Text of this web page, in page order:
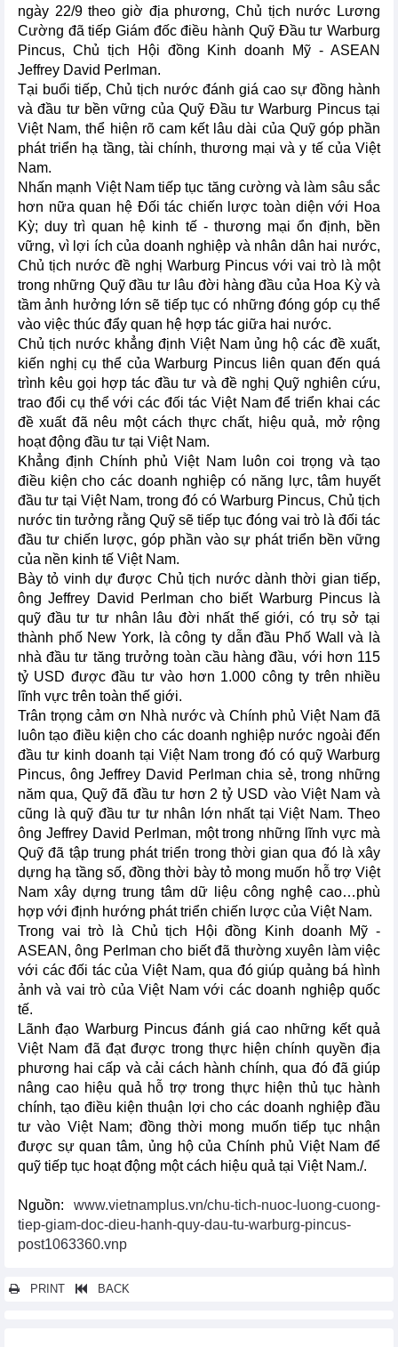
ngày 22/9 theo giờ địa phương, Chủ tịch nước Lương
Cường đã tiếp Giám đốc điều hành Quỹ Đầu tư Warburg
Pincus, Chủ tịch Hội đồng Kinh doanh Mỹ - ASEAN
Jeffrey David Perlman.
Tại buổi tiếp, Chủ tịch nước đánh giá cao sự đồng hành
và đầu tư bền vững của Quỹ Đầu tư Warburg Pincus tại
Việt Nam, thể hiện rõ cam kết lâu dài của Quỹ góp phần
phát triển hạ tầng, tài chính, thương mại và y tế của Việt
Nam.
Nhấn mạnh Việt Nam tiếp tục tăng cường và làm sâu sắc
hơn nữa quan hệ Đối tác chiến lược toàn diện với Hoa
Kỳ; duy trì quan hệ kinh tế - thương mại ổn định, bền
vững, vì lợi ích của doanh nghiệp và nhân dân hai nước,
Chủ tịch nước đề nghị Warburg Pincus với vai trò là một
trong những Quỹ đầu tư lâu đời hàng đầu của Hoa Kỳ và
tầm ảnh hưởng lớn sẽ tiếp tục có những đóng góp cụ thể
vào việc thúc đẩy quan hệ hợp tác giữa hai nước.
Chủ tịch nước khẳng định Việt Nam ủng hộ các đề xuất,
kiến nghị cụ thể của Warburg Pincus liên quan đến quá
trình kêu gọi hợp tác đầu tư và đề nghị Quỹ nghiên cứu,
trao đổi cụ thể với các đối tác Việt Nam để triển khai các
đề xuất đã nêu một cách thực chất, hiệu quả, mở rộng
hoạt động đầu tư tại Việt Nam.
Khẳng định Chính phủ Việt Nam luôn coi trọng và tạo
điều kiện cho các doanh nghiệp có năng lực, tâm huyết
đầu tư tại Việt Nam, trong đó có Warburg Pincus, Chủ tịch
nước tin tưởng rằng Quỹ sẽ tiếp tục đóng vai trò là đối tác
đầu tư chiến lược, góp phần vào sự phát triển bền vững
của nền kinh tế Việt Nam.
Bày tỏ vinh dự được Chủ tịch nước dành thời gian tiếp,
ông Jeffrey David Perlman cho biết Warburg Pincus là
quỹ đầu tư tư nhân lâu đời nhất thế giới, có trụ sở tại
thành phố New York, là công ty dẫn đầu Phố Wall và là
nhà đầu tư tăng trưởng toàn cầu hàng đầu, với hơn 115
tỷ USD được đầu tư vào hơn 1.000 công ty trên nhiều
lĩnh vực trên toàn thế giới.
Trân trọng cảm ơn Nhà nước và Chính phủ Việt Nam đã
luôn tạo điều kiện cho các doanh nghiệp nước ngoài đến
đầu tư kinh doanh tại Việt Nam trong đó có quỹ Warburg
Pincus, ông Jeffrey David Perlman chia sẻ, trong những
năm qua, Quỹ đã đầu tư hơn 2 tỷ USD vào Việt Nam và
cũng là quỹ đầu tư tư nhân lớn nhất tại Việt Nam. Theo
ông Jeffrey David Perlman, một trong những lĩnh vực mà
Quỹ đã tập trung phát triển trong thời gian qua đó là xây
dựng hạ tầng số, đồng thời bày tỏ mong muốn hỗ trợ Việt
Nam xây dựng trung tâm dữ liệu công nghệ cao…phù
hợp với định hướng phát triển chiến lược của Việt Nam.
Trong vai trò là Chủ tịch Hội đồng Kinh doanh Mỹ -
ASEAN, ông Perlman cho biết đã thường xuyên làm việc
với các đối tác của Việt Nam, qua đó giúp quảng bá hình
ảnh và vai trò của Việt Nam với các doanh nghiệp quốc
tế.
Lãnh đạo Warburg Pincus đánh giá cao những kết quả
Việt Nam đã đạt được trong thực hiện chính quyền địa
phương hai cấp và cải cách hành chính, qua đó đã giúp
nâng cao hiệu quả hỗ trợ trong thực hiện thủ tục hành
chính, tạo điều kiện thuận lợi cho các doanh nghiệp đầu
tư vào Việt Nam; đồng thời mong muốn tiếp tục nhận
được sự quan tâm, ủng hộ của Chính phủ Việt Nam để
quỹ tiếp tục hoạt động một cách hiệu quả tại Việt Nam./.
Nguồn: www.vietnamplus.vn/chu-tich-nuoc-luong-cuong-
tiep-giam-doc-dieu-hanh-quy-dau-tu-warburg-pincus-
post1063360.vnp
PRINT BACK